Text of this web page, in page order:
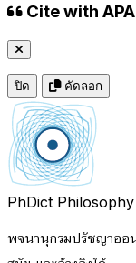
Cite with
ปิด คัดลอก
PhDict
พจนานุกรมปรัชญาออ